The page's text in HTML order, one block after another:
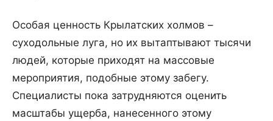
Особая ценность Крылатских холмов –
суходольные луга, но их вытаптывают тысячи
людей, которые приходят на массовые
мероприятия, подобные этому забегу.
Специалисты пока затрудняются оценить
масштабы ущерба, нанесенного этому